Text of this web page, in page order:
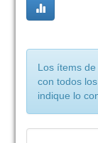
Los ítems
con todos
indique lo